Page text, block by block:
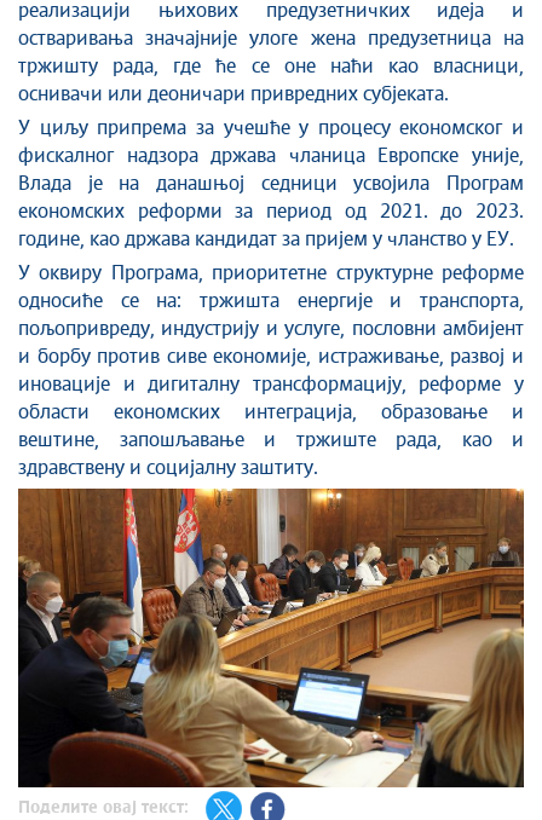
реализацији њихових предузетничких идеја и
остваривања значајније улоге жена предузетница на
тржишту рада, где ће се оне наћи као власници,
оснивачи или деоничари привредних субјеката.
У циљу припрема за учешће у процесу економског и
фискалног надзора држава чланица Европске уније,
Влада је на данашњој седници усвојила Програм
економских реформи за период од 2021. до 2023.
године, као држава кандидат за пријем у чланство у ЕУ.
У оквиру Програма, приоритетне структурне реформе
односиће се на: тржишта енергије и транспорта,
пољопривреду, индустрију и услуге, пословни амбијент
и борбу против сиве економије, истраживање, развој и
иновације и дигиталну трансформацију, реформе у
области економских интеграција, образовање и
вештине, запошљавање и тржиште рада, као и
здравствену и социјалну заштиту.
Поделите овај текст: